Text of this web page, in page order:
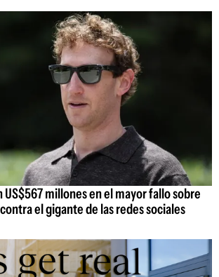
millones en el mayor fallo sobre
el gigante de las redes sociales